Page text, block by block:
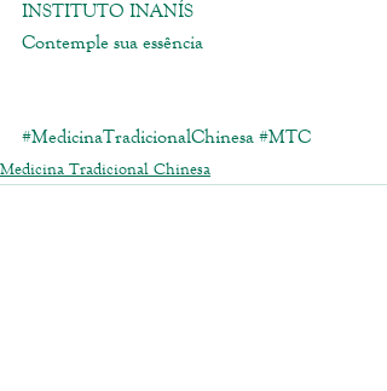
INSTITUTO INANÍS
Contemple sua essência
#MedicinaTradicionalChinesa#MTC
Medicina Tradicional Chinesa